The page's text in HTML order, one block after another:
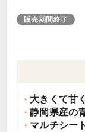
販売期間終了
大きくて甘
静岡県産の
マルチシー